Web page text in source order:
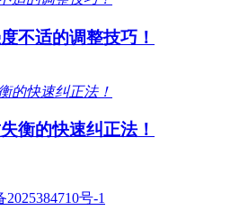
不适的调整技巧！
衡的快速纠正法！
2025384710号-1